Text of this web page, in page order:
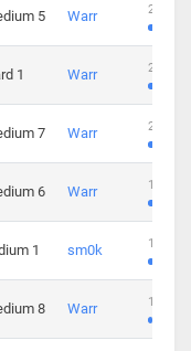
5 Warr 265
1 Warr 224
7 Warr 230
6 Warr 168
1 sm0k 139
8 Warr 112